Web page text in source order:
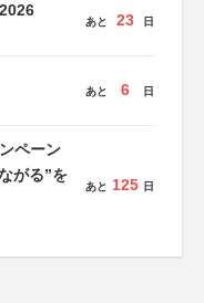
あと 23 日
あと 6 日
ペーン
がる”を
あと 125 日